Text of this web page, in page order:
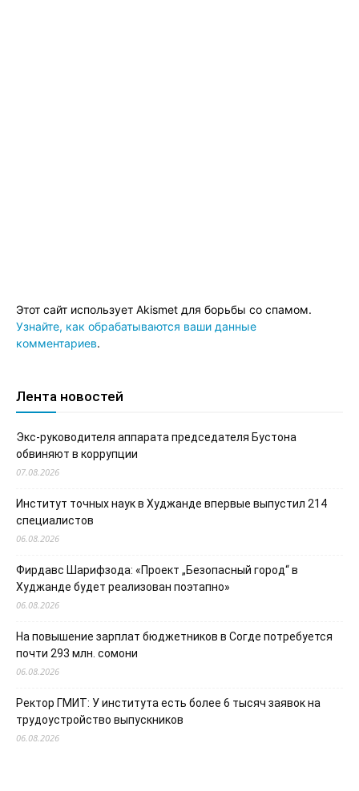
Этот сайт использует Akismet для борьбы со спамом.
Узнайте, как обрабатываются ваши данные
комментариев.
Лента новостей
Экс-руководителя аппарата председателя Бустона
обвиняют в коррупции
07.08.2026
Институт точных наук в Худжанде впервые выпустил 214
специалистов
06.08.2026
Фирдавс Шарифзода: «Проект „Безопасный город“ в
Худжанде будет реализован поэтапно»
06.08.2026
На повышение зарплат бюджетников в Согде потребуется
почти 293 млн. сомони
06.08.2026
Ректор ГМИТ: У института есть более 6 тысяч заявок на
трудоустройство выпускников
06.08.2026